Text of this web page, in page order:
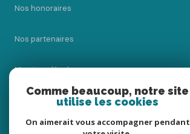
Nos honoraires
Nos partenaires
Mentions légales
Comme beaucoup, notre site
utilise les cookies
On aimerait vous accompagner pendant